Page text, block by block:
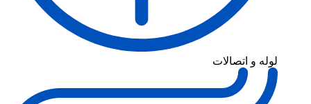
لوله و اتصالات